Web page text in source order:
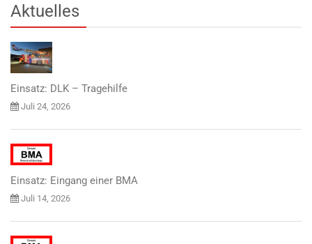
Aktuelles
Einsatz: DLK – Tragehilfe
Juli 24, 2026
Einsatz: Eingang einer BMA
Juli 14, 2026